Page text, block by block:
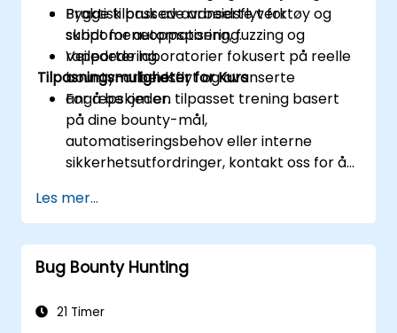
Bygge tilpassede arbeidsflyt for
subdomeneoppsporing, fuzzing og
rapportering.
Praktisk bruk av avanserte verktøy og
skript for automatisering.
Veiledede laboratorier fokusert på reelle
bounty-arbeidsflyt og avanserte
angrepskjeder.
Tilpasningsmuligheter for Kurs
For å be om en tilpasset trening basert
på dine bounty-mål,
automatiseringsbehov eller interne
sikkerhetsutfordringer, kontakt oss for å
Les mer...
Bug Bounty Hunting
21 Timer